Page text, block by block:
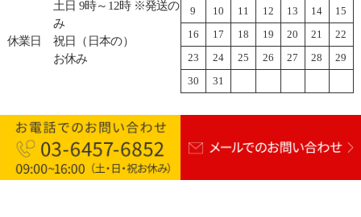
土日 9時～12時 ※発送の
み
休業日
祝日（日本の）
お休み
9 10 11 12 13 14 15
16 17 18 19 20 21 22
23 24 25 26 27 28 29
30 31